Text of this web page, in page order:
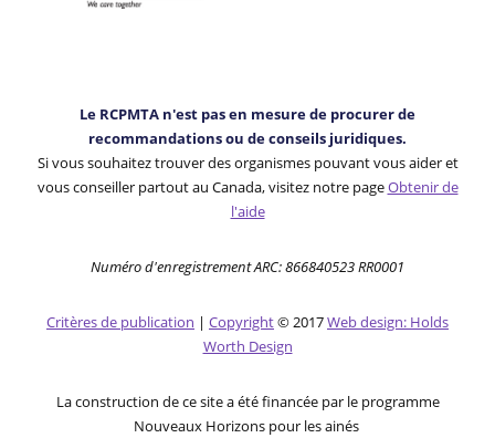
Le RCPMTA n'est pas en mesure de procurer de
recommandations ou de conseils juridiques.
Si vous souhaitez trouver des organismes pouvant vous aider et
vous conseiller partout au Canada, visitez notre pageObtenir de
l'aide
Numéro d'enregistrement ARC: 866840523 RR0001
Critères de publication | Copyright© 2017Web design: Holds
Worth Design
La construction de ce site a été financée par le programme
Nouveaux Horizons pour les ainés